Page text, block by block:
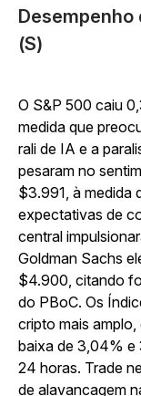
(S)
O S&P 500 caiu
medida que
rali de IA e a
pesaram no
$3.991, à medida
expectativas de
central
Goldman Sachs
$4.900, citando
do PBoC. Os
cripto mais
baixa de 3,04% e
24 horas. Trade
de alavancagem